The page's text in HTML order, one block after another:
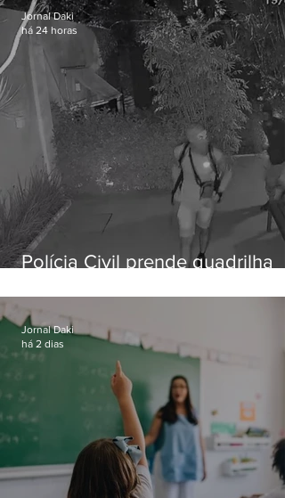
Polícia Civil prende quadrilha
residências de luxo no Rio
Jornal Daki
há 24 horas
Jornal Daki
há 2 dias